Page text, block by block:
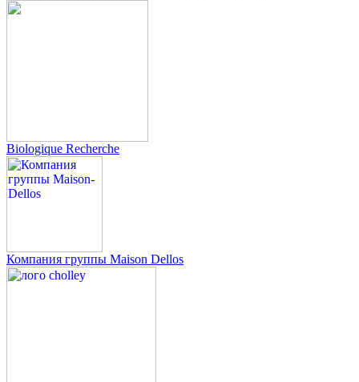
Biologique Recherche
Компания группы Maison Dellos